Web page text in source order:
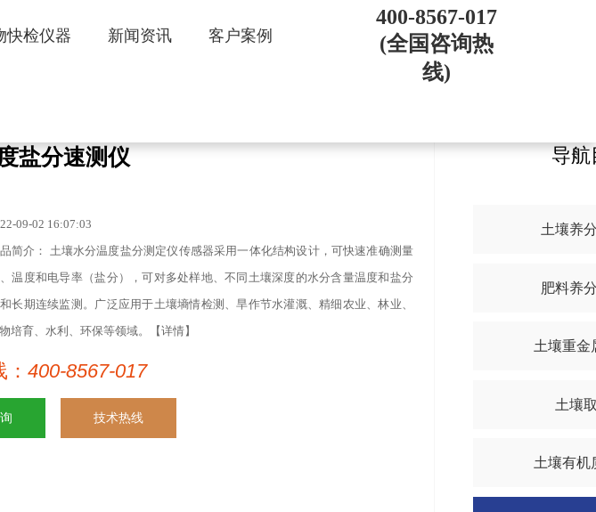
快检仪器 新闻资讯 客户案例
400-8567-017
(全国咨询热
线)
盐分速测仪
09-02 16:07:03
简介： 土壤水分温度盐分测定仪传感器采用一体化结构设计，可快速准确测量
温度和电导率（盐分），可对多处样地、不同土壤深度的水分含量温度和盐分
长期连续监测。广泛应用于土壤墒情检测、旱作节水灌溉、精细农业、林业、
培育、水利、环保等领域。【详情】
400-8567-017
技术热线
导航
土壤养
肥料养
土壤重金
土壤
土壤有机